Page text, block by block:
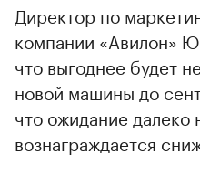
Директор по
компании «Авилон»
что выгоднее будет
новой машины до
что ожидание далеко
вознаграждается